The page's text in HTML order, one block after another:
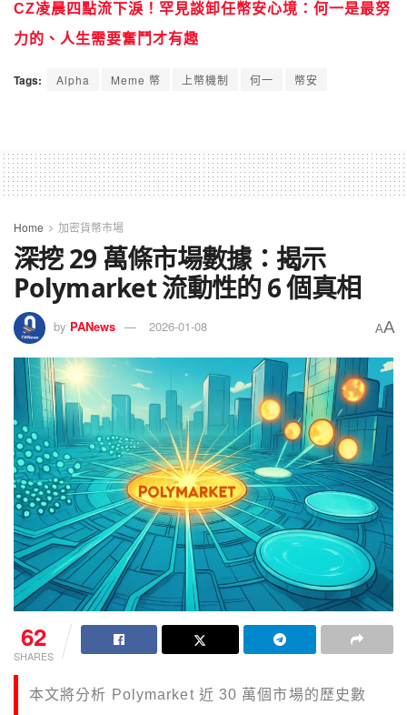
CZ凌晨四點流下淚！罕見談卸任幣安心境：何一是最努
力的、人生需要奮鬥才有趣
Tags: Alpha Meme 幣 上幣機制 何一 幣安
Home 加密貨幣市場
深挖 29 萬條市場數據：揭示
Polymarket 流動性的 6 個真相
by PANews 2026-01-08 AA
62
SHARES
本文將分析 Polymarket 近 30 萬個市場的歷史數